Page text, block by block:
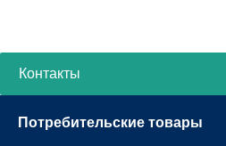
Контакты
Потребительские товары